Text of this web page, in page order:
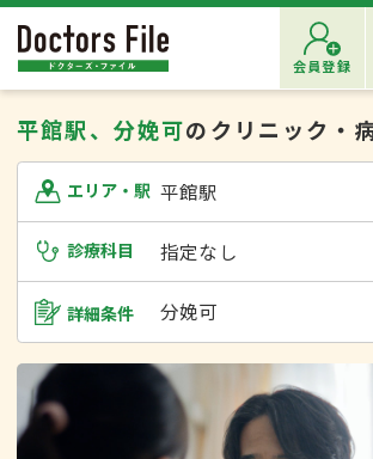
会員登録
平館駅、分娩可のクリニック・
エリア・駅 平館駅
診療科目 指定なし
詳細条件 分娩可